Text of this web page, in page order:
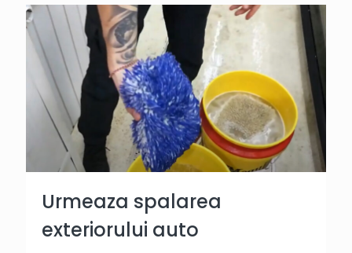
Urmeaza spalarea
exteriorului auto